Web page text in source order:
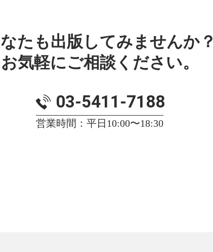
たも出版してみませんか？
お気軽にご相談ください。
03-5411-7188
営業時間：平日10:00〜18:30